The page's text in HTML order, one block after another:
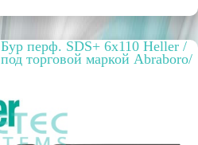
Бур перф. SDS+ 6х110 Heller /
под торговой маркой Abraboro/